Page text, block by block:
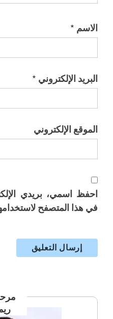
الاسم *
البريد الإلكتروني *
الموقع الإلكتروني
احفظ اسمي، بريدي
في هذا المتصفح